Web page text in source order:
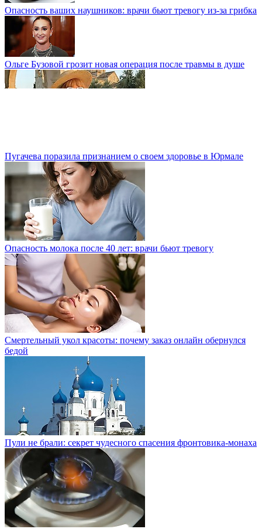
Опасность ваших наушников: врачи бьют тревогу из-за грибка
Ольге Бузовой грозит новая операция после травмы в душе
Пугачева поразила признанием о своем здоровье в Юрмале
Опасность молока после 40 лет: врачи бьют тревогу
Смертельный укол красоты: почему заказ онлайн обернулся
бедой
Пули не брали: секрет чудесного спасения фронтовика-монаха